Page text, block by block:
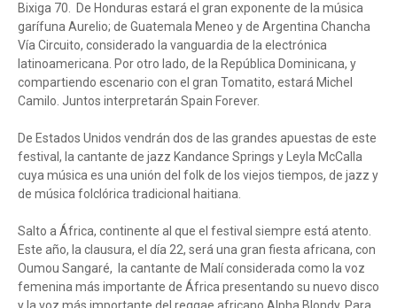
Bixiga 70. De Honduras estará el gran exponente de la música
garífuna Aurelio; de Guatemala Meneo y de Argentina Chancha
Vía Circuito, considerado la vanguardia de la electrónica
latinoamericana. Por otro lado, de la República Dominicana, y
compartiendo escenario con el gran Tomatito, estará Michel
Camilo. Juntos interpretarán Spain Forever.
De Estados Unidos vendrán dos de las grandes apuestas de este
festival, la cantante de jazz Kandance Springs y Leyla McCalla
cuya música es una unión del folk de los viejos tiempos, de jazz y
de música folclórica tradicional haitiana.
Salto a África, continente al que el festival siempre está atento.
Este año, la clausura, el día 22, será una gran fiesta africana, con
Oumou Sangaré, la cantante de Malí considerada como la voz
femenina más importante de África presentando su nuevo disco